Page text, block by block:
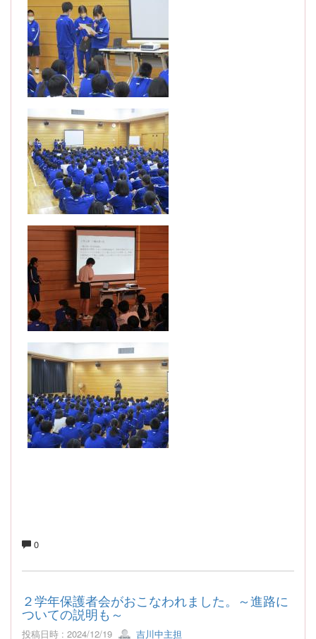
0
２学年保護者会がおこなわれました。～進路に
ついての説明も～
投稿日時 : 2024/12/19 吉川中主担